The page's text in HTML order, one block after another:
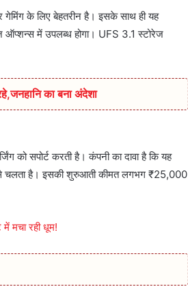
के लिए बेहतरीन है। इसके साथ ही यह
में उपलब्ध होगा। UFS 3.1 स्टोरेज
का बना अंदेशा
को सपोर्ट करती है। कंपनी का दावा है कि यह
चलता है। इसकी शुरुआती कीमत लगभग ₹25,000
मचा रही धूम!